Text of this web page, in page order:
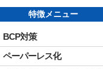
特徴メニュー
BCP対策
ペーパーレス化